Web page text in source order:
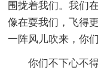
围拢着我们。我们
像在耍我们，飞得
一阵风儿吹来，你
你们不下心不